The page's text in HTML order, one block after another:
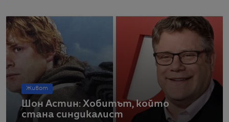
Живот
Шон Астин: Хобитът, който
стана синдикалист